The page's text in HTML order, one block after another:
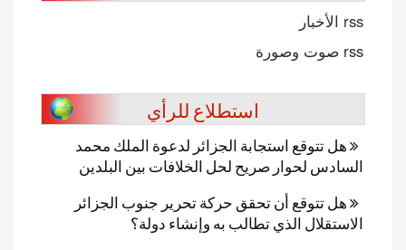
rss الأخبار
rss صوت وصورة
استطلاع للرأي
هل تتوقع استجابة الجزائر لدعوة الملك محمد
السادس لحوار صريح لحل الخلافات بين البلدين
هل تتوقع أن تحقق حركة تحرير جنوب الجزائر
الاستقلال الذي تطالب به وإنشاء دولة؟